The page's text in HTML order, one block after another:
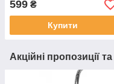
wi-fi PTZ 3mp DC5V 1,5A
599 ₴
Купити
Акційні пропозиції